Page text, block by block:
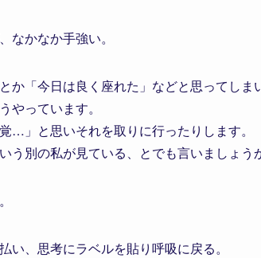
なかなか手強い。
か「今日は良く座れた」などと思ってしま
やっています。
…」と思いそれを取りに行ったりします。
う別の私が見ている、とでも言いましょう
い、思考にラベルを貼り呼吸に戻る。